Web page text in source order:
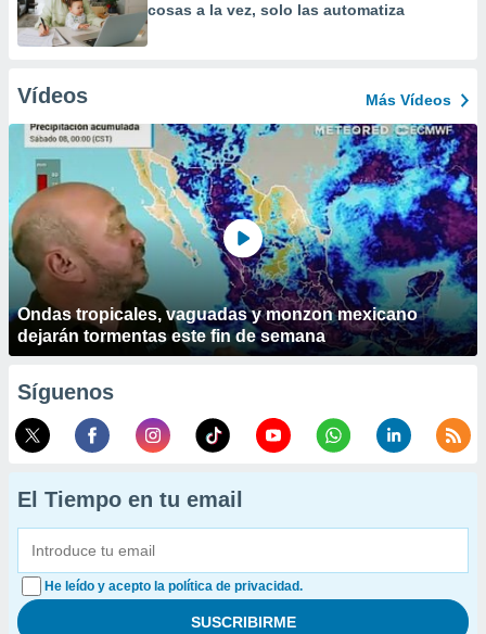
cosas a la vez, solo las automatiza
Vídeos Más Vídeos
Ondas tropicales, vaguadas y monzon mexicano
dejarán tormentas este fin de semana
Síguenos
El Tiempo en tu email
He leído y acepto la política de privacidad.